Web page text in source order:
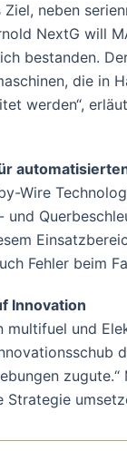
neben
NextG will
bestanden.
die in
werden“,
Wire
und
Fehler beim
Innovation
multifuel und
Strategie